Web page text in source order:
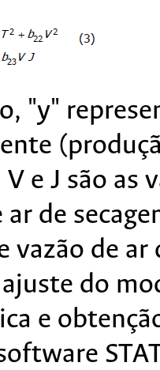
"y"
e J são as
de
vazão de
do
e